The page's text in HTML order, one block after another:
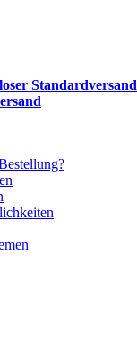
Standardversand